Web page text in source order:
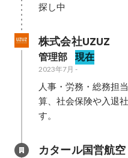
株式会社UZUZ
管理部 現在
2023年7月 -
人事・労務・総務担
算、社会保険や入退
す。
カタール国営航空